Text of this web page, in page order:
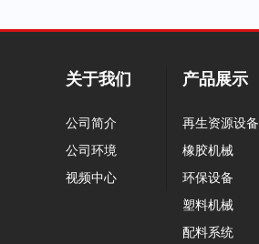
关于我们
公司简介
公司环境
视频中心
产品展示
再生资源设备
橡胶机械
环保设备
塑料机械
配料系统